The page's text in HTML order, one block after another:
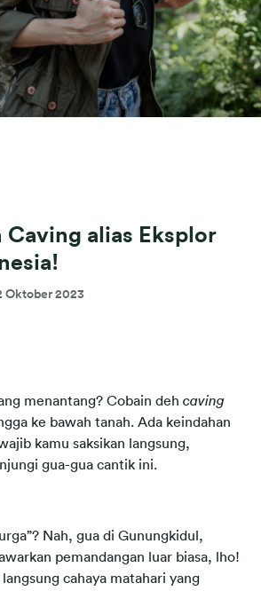
Caving alias Eksplor
Oktober 2023
menantang? Cobain deh caving
ke bawah tanah. Ada keindahan
kamu saksikan langsung,
gua-gua cantik ini.
Nah, gua di Gunungkidul,
pemandangan luar biasa, lho!
cahaya matahari yang